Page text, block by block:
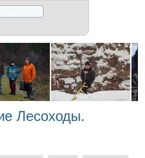
Лесоходы.